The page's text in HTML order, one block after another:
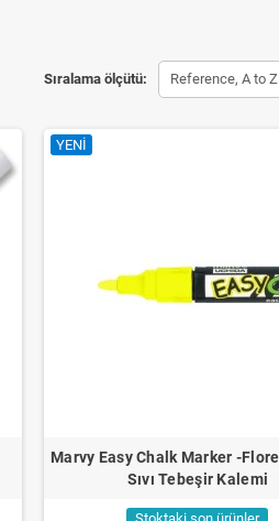
Sıralama ölçütü: Reference, A to Z
YENI
Marvy Easy Chalk Marker -
Sıvı Tebeşir Kalemi